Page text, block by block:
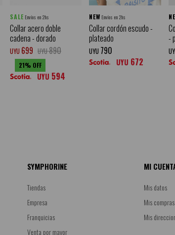
SALE Envíos en 2hs
Collar acero doble
cadena - dorado
UYU 699 UYU890
21
UYU 594
NEW Envíos en 2hs
Collar cordón escudo -
plateado
UYU 790
UYU 672
-
SYMPHORINE
Tiendas
Empresa
Franquicias
Venta por mayor
MI
Mis datos
Mis compras
Mis